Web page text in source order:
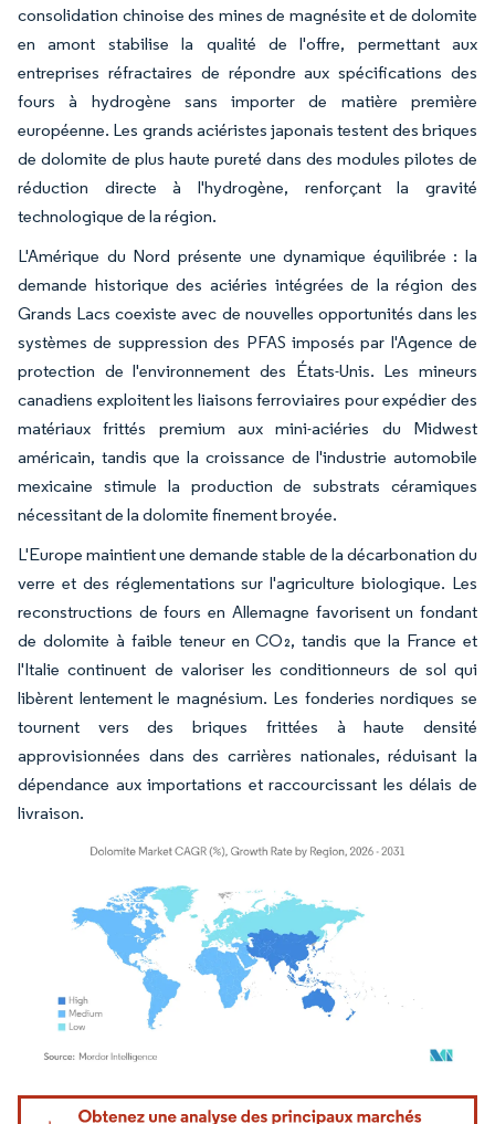
consolidation chinoise des mines de magnésite et de dolomite
en amont stabilise la qualité de l'offre, permettant aux
entreprises réfractaires de répondre aux spécifications des
fours à hydrogène sans importer de matière première
européenne. Les grands aciéristes japonais testent des briques
de dolomite de plus haute pureté dans des modules pilotes de
réduction directe à l'hydrogène, renforçant la gravité
technologique de la région.
L'Amérique du Nord présente une dynamique équilibrée : la
demande historique des aciéries intégrées de la région des
Grands Lacs coexiste avec de nouvelles opportunités dans les
systèmes de suppression des PFAS imposés par l'Agence de
protection de l'environnement des États-Unis. Les mineurs
canadiens exploitent les liaisons ferroviaires pour expédier des
matériaux frittés premium aux mini-aciéries du Midwest
américain, tandis que la croissance de l'industrie automobile
mexicaine stimule la production de substrats céramiques
nécessitant de la dolomite finement broyée.
L'Europe maintient une demande stable de la décarbonation du
verre et des réglementations sur l'agriculture biologique. Les
reconstructions de fours en Allemagne favorisent un fondant
de dolomite à faible teneur en CO₂, tandis que la France et
l'Italie continuent de valoriser les conditionneurs de sol qui
libèrent lentement le magnésium. Les fonderies nordiques se
tournent vers des briques frittées à haute densité
approvisionnées dans des carrières nationales, réduisant la
dépendance aux importations et raccourcissant les délais de
livraison.
Image © Mordor Intelligence. La réutilisation nécessite une attribution sous CC BY